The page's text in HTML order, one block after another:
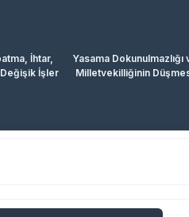
İhtar,
İşler
Yasama Dokunulmazlığı
Milletvekilliğinin